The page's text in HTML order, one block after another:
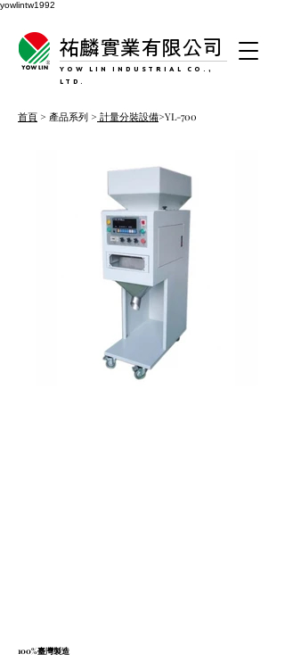
yowlintw1992
祐麟實業有限公司
YOW LIN INDUSTRIAL CO.,
LTD.
首頁 > 產品系列 > 計量分裝設備>YL-700
100%臺灣製造